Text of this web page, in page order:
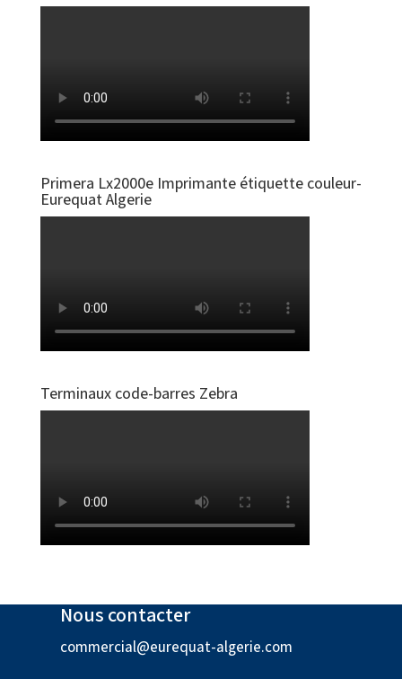
Primera Lx2000e Imprimante étiquette couleur-
Eurequat Algerie
Terminaux code-barres Zebra
Nous contacter
commercial@eurequat-algerie.com